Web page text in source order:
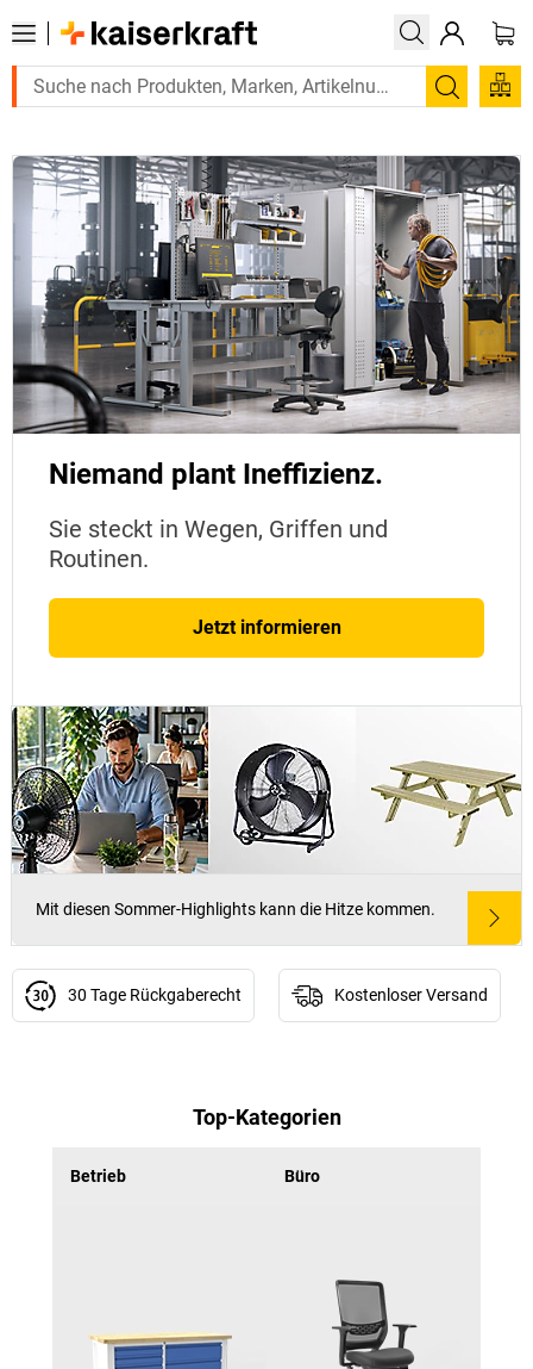
Suchen
Niemand plant Ineffizienz.
Sie steckt in Wegen, Griffen und
Routinen.
Jetzt informieren
Mit diesen Sommer-Highlights kann die Hitze kommen.
30 Tage Rückgaberecht Kostenloser Versand
Top-Kategorien
Betrieb Büro